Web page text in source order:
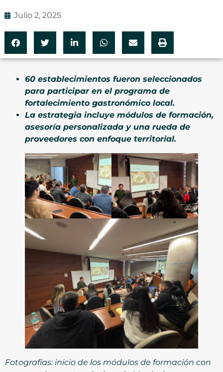
Julio 2, 2025
60 establecimientos fueron seleccionados
para participar en el programa de
fortalecimiento gastronómico local.
La estrategia incluye módulos de formación,
asesoría personalizada y una rueda de
proveedores con enfoque territorial.
Fotografías: inicio de los módulos de formación con